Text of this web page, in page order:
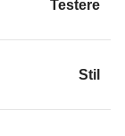
Testere
Stil